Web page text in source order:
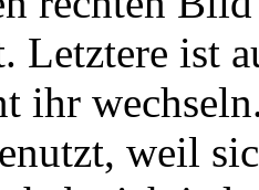
Letztere ist
ihr
weil